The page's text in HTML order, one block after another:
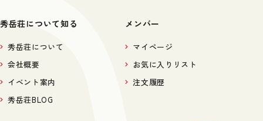
秀岳荘について知る
秀岳荘について
会社概要
イベント案内
秀岳荘BLOG
メンバー
マイページ
お気に入りリスト
注文履歴